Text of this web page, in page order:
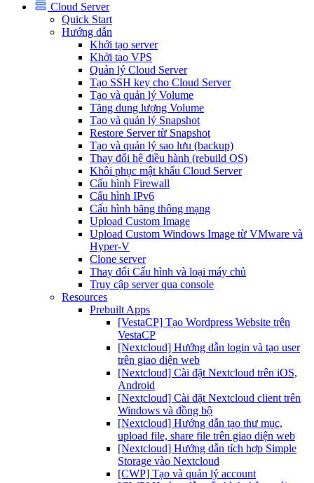
Cloud Server
Quick Start
Hướng dẫn
Khởi tạo server
Khởi tạo VPS
Quản lý Cloud Server
Tạo SSH key cho Cloud Server
Tạo và quản lý Volume
Tăng dung lượng Volume
Tạo và quản lý Snapshot
Restore Server từ Snapshot
Tạo và quản lý sao lưu (backup)
Thay đổi hệ điều hành (rebuild OS)
Khôi phục mật khẩu Cloud Server
Cấu hình Firewall
Cấu hình IPv6
Cấu hình băng thông mạng
Upload Custom Image
Upload Custom Windows Image từ VMware và
Hyper-V
Clone server
Thay đổi Cấu hình và loại máy chủ
Truy cập server qua console
Resources
Prebuilt Apps
[VestaCP] Tạo Wordpress Website trên
VestaCP
[Nextcloud] Hướng dẫn login và tạo user
trên giao diện web
[Nextcloud] Cài đặt Nextcloud trên iOS,
Android
[Nextcloud] Cài đặt Nextcloud client trên
Windows và đồng bộ
[Nextcloud] Hướng dẫn tạo thư mục,
upload file, share file trên giao diện web
[Nextcloud] Hướng dẫn tích hợp Simple
Storage vào Nextcloud
[CWP] Tạo và quản lý account